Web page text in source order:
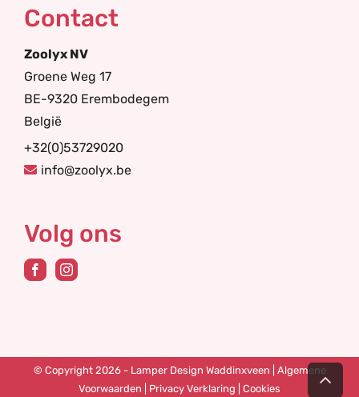
Contact
Zoolyx NV
Groene Weg 17
BE-9320 Erembodegem
België
+32(0)53729020
info@zoolyx.be
Volg ons
© Copyright 2026 - Lamper Design Waddinxveen | Algemene
Voorwaarden
Privacy Verklaring Cookies
Ga
de